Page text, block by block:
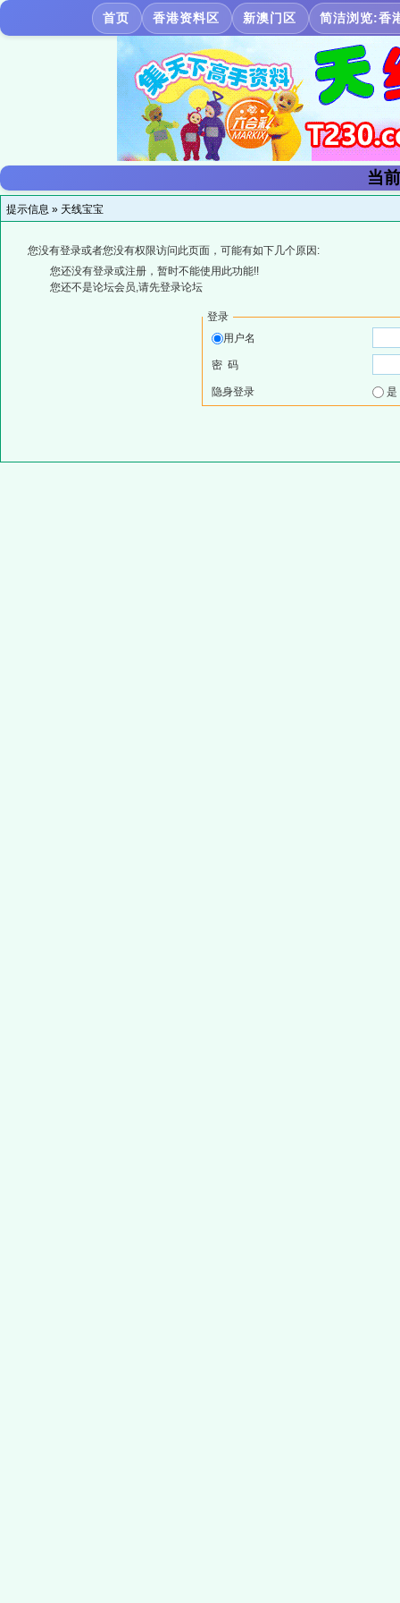
首页 香港资料区 新澳门区 简洁浏览:香
当
提示信息 » 天线宝宝
您没有登录或者您没有权限访问此页面，可能有如下几个原因:
您还没有登录或注册，暂时不能使用此功能!!
您还不是论坛会员,请先登录论坛
登录
用户名
密 码
隐身登录